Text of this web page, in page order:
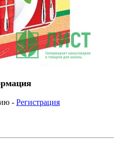
- Регистрация